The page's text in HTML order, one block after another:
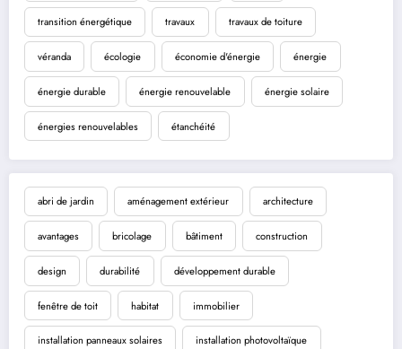
transition énergétique travaux travaux de toiture
véranda écologie économie d'énergie énergie
énergie durable énergie renouvelable énergie solaire
énergies renouvelables étanchéité
abri de jardin aménagement extérieur architecture
avantages bricolage bâtiment construction
design durabilité développement durable
fenêtre de toit habitat immobilier
installation panneaux solaires installation photovoltaïque